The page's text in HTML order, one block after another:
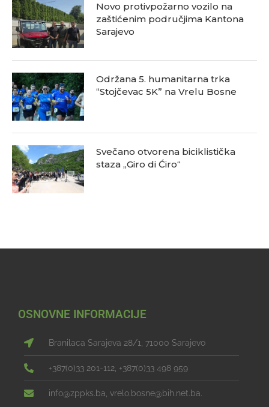
Novo protivpožarno vozilo na
zaštićenim područjima Kantona
Sarajevo
Održana 5. humanitarna trka
“Stojčevac 5K” na Vrelu Bosne
Svečano otvorena biciklistička
staza „Giro di Ćiro“
OSNOVNE INFORMACIJE
Branilaca Sarajeva 28/1, 71000 Sarajevo
+387(0)33 201-112, +387(0)33 498 959
info@zppks.ba, vrelo.bosne@bih.net.ba.